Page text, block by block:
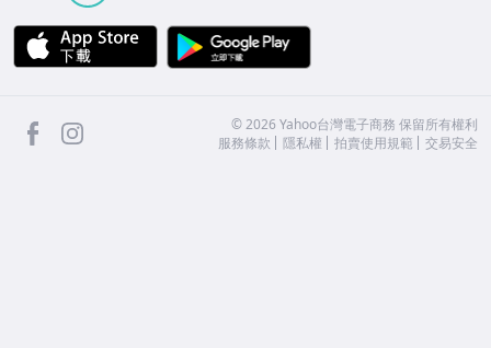
APP Store
facebook ©2026 Yahoo台灣電子商務 保留所有權利
服務條款
隱私權 拍賣使用規範 交易安全